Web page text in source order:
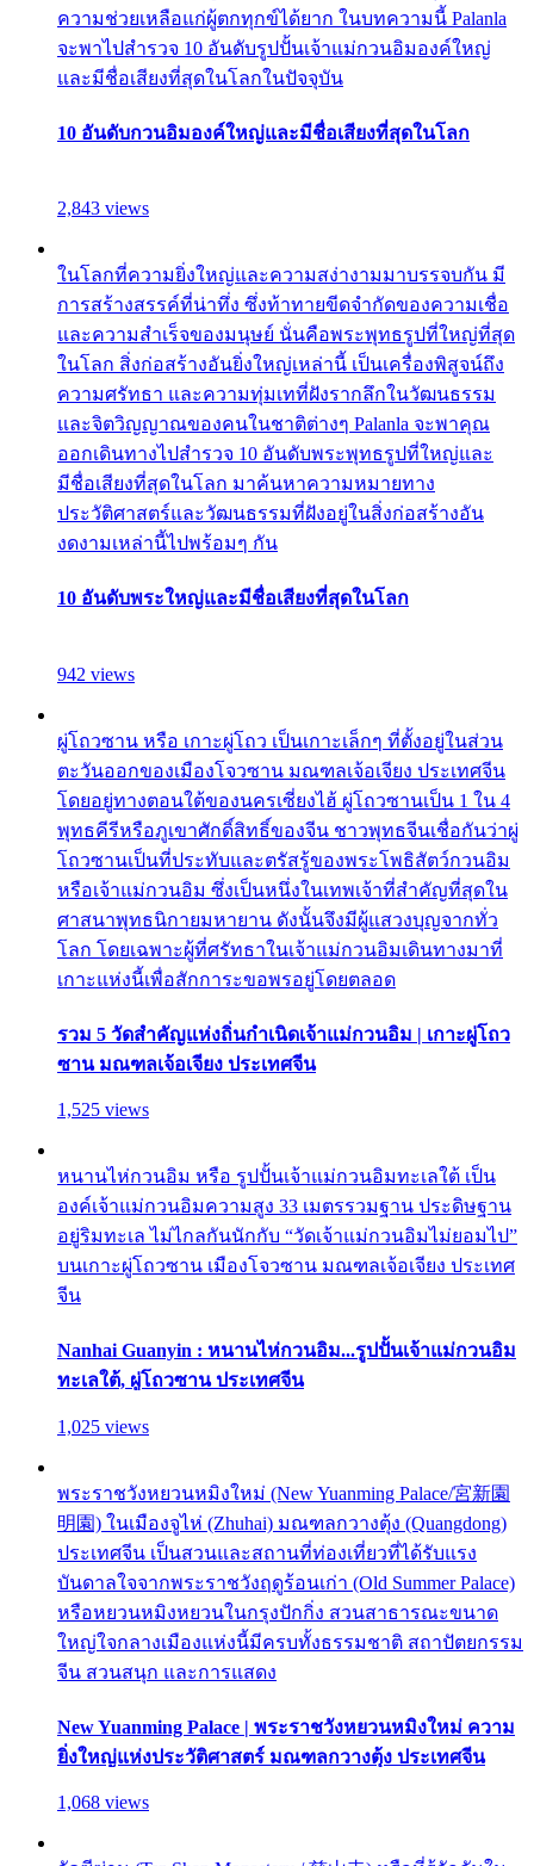
ความช่วยเหลือแก่ผู้ตกทุกข์ได้ยาก ในบทความนี้ Palanla
จะพาไปสำรวจ 10 อันดับรูปปั้นเจ้าแม่กวนอิมองค์ใหญ่
และมีชื่อเสียงที่สุดในโลกในปัจจุบัน
10 อันดับกวนอิมองค์ใหญ่และมีชื่อเสียงที่สุดในโลก
2,843 views
ในโลกที่ความยิ่งใหญ่และความสง่างามมาบรรจบกัน มี
การสร้างสรรค์ที่น่าทึ่ง ซึ่งท้าทายขีดจำกัดของความเชื่อ
และความสำเร็จของมนุษย์ นั่นคือพระพุทธรูปที่ใหญ่ที่สุด
ในโลก สิ่งก่อสร้างอันยิ่งใหญ่เหล่านี้ เป็นเครื่องพิสูจน์ถึง
ความศรัทธา และความทุ่มเทที่ฝังรากลึกในวัฒนธรรม
และจิตวิญญาณของคนในชาติต่างๆ Palanla จะพาคุณ
ออกเดินทางไปสำรวจ 10 อันดับพระพุทธรูปที่ใหญ่และ
มีชื่อเสียงที่สุดในโลก มาค้นหาความหมายทาง
ประวัติศาสตร์และวัฒนธรรมที่ฝังอยู่ในสิ่งก่อสร้างอัน
งดงามเหล่านี้ไปพร้อมๆ กัน
10 อันดับพระใหญ่และมีชื่อเสียงที่สุดในโลก
942 views
ผู่โถวซาน หรือ เกาะผู่โถว เป็นเกาะเล็กๆ ที่ตั้งอยู่ในส่วน
ตะวันออกของเมืองโจวซาน มณฑลเจ้อเจียง ประเทศจีน
โดยอยู่ทางตอนใต้ของนครเซี่ยงไฮ้ ผู่โถวซานเป็น 1 ใน 4
พุทธคีรีหรือภูเขาศักดิ์สิทธิ์ของจีน ชาวพุทธจีนเชื่อกันว่าผู่
โถวซานเป็นที่ประทับและตรัสรู้ของพระโพธิสัตว์กวนอิม
หรือเจ้าแม่กวนอิม ซึ่งเป็นหนึ่งในเทพเจ้าที่สำคัญที่สุดใน
ศาสนาพุทธนิกายมหายาน ดังนั้นจึงมีผู้แสวงบุญจากทั่ว
โลก โดยเฉพาะผู้ที่ศรัทธาในเจ้าแม่กวนอิมเดินทางมาที่
เกาะแห่งนี้เพื่อสักการะขอพรอยู่โดยตลอด
รวม 5 วัดสำคัญแห่งถิ่นกำเนิดเจ้าแม่กวนอิม | เกาะผู่โถว
ซาน มณฑลเจ้อเจียง ประเทศจีน
1,525 views
หนานไห่กวนอิม หรือ รูปปั้นเจ้าแม่กวนอิมทะเลใต้ เป็น
องค์เจ้าแม่กวนอิมความสูง 33 เมตรรวมฐาน ประดิษฐาน
อยู่ริมทะเล ไม่ไกลกันนักกับ “วัดเจ้าแม่กวนอิมไม่ยอมไป”
บนเกาะผู่โถวซาน เมืองโจวซาน มณฑลเจ้อเจียง ประเทศ
จีน
Nanhai Guanyin : หนานไห่กวนอิม...รูปปั้นเจ้าแม่กวนอิม
ทะเลใต้, ผู่โถวซาน ประเทศจีน
1,025 views
พระราชวังหยวนหมิงใหม่ (New Yuanming Palace/宮新園
明園) ในเมืองจูไห่ (Zhuhai) มณฑลกวางตุ้ง (Quangdong)
ประเทศจีน เป็นสวนและสถานที่ท่องเที่ยวที่ได้รับแรง
บันดาลใจจากพระราชวังฤดูร้อนเก่า (Old Summer Palace)
หรือหยวนหมิงหยวนในกรุงปักกิ่ง สวนสาธารณะขนาด
ใหญ่ใจกลางเมืองแห่งนี้มีครบทั้งธรรมชาติ สถาปัตยกรรม
จีน สวนสนุก และการแสดง
New Yuanming Palace | พระราชวังหยวนหมิงใหม่ ความ
ยิ่งใหญ่แห่งประวัติศาสตร์ มณฑลกวางตุ้ง ประเทศจีน
1,068 views